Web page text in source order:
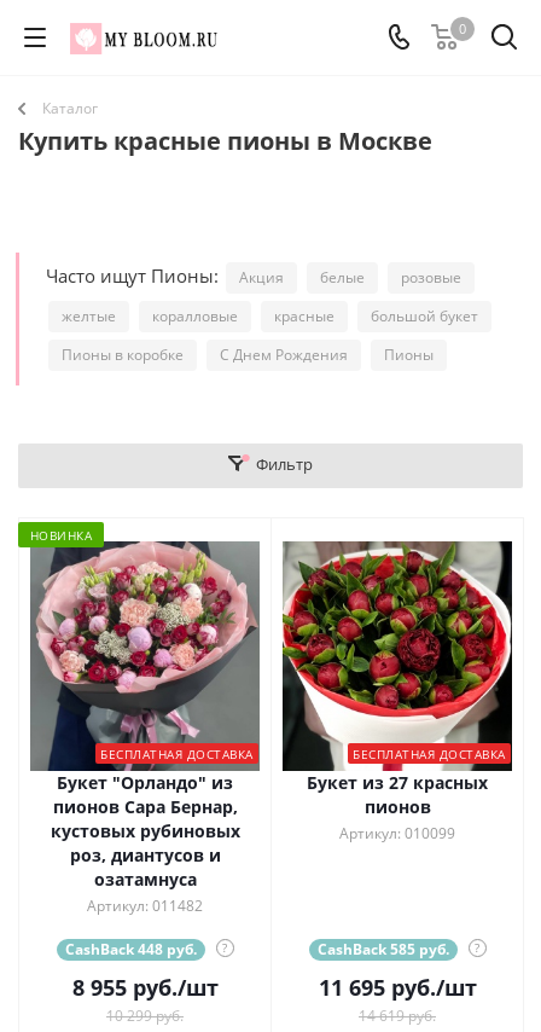
0
Каталог
Купить красные пионы в Москве
Часто ищут Пионы: Акция белые
розовые
желтые
коралловые красные
большой букет
Пионы в коробке
С Днем Рождения Пионы
Фильтр
НОВИНКА
БЕСПЛАТНАЯ ДОСТАВКА
Букет "Орландо" из
пионов Сара Бернар,
кустовых рубиновых
роз, диантусов и
озатамнуса
Артикул: 011482
CashBack 448 руб. ?
8 955руб./шт
10 299 руб.
БЕСПЛАТНАЯ ДОСТАВКА
Букет из 27 красных
пионов
Артикул: 010099
CashBack 585 руб. ?
11 695руб./шт
14 619 руб.